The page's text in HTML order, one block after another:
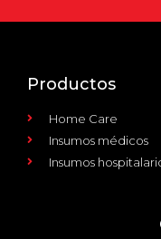
Productos
Home Care
Insumos médicos
Insumos